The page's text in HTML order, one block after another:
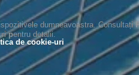
dumneavoastra. Consultați
pentru detalii.
de cookie-uri